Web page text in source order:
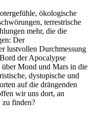
ökologische
terrestrische
mehr, die die
Der
lustvollen Durchmessung
der Apocalypse
Mond und Mars in die
dystopische und
auf die drängenden
wir uns dort, an
zu finden?